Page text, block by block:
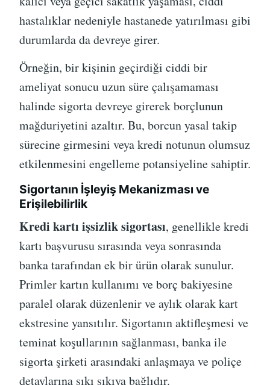
hastalıklar nedeniyle hastanede yatırılması gibi
durumlarda da devreye girer.
Örneğin, bir kişinin geçirdiği ciddi bir
ameliyat sonucu uzun süre çalışamaması
halinde sigorta devreye girerek borçlunun
mağduriyetini azaltır. Bu, borcun yasal takip
sürecine girmesini veya kredi notunun olumsuz
etkilenmesini engelleme potansiyeline sahiptir.
Sigortanın İşleyiş Mekanizması ve
Erişilebilirlik
Kredi kartı işsizlik sigortası, genellikle kredi
kartı başvurusu sırasında veya sonrasında
banka tarafından ek bir ürün olarak sunulur.
Primler kartın kullanımı ve borç bakiyesine
paralel olarak düzenlenir ve aylık olarak kart
ekstresine yansıtılır. Sigortanın aktifleşmesi ve
teminat koşullarının sağlanması, banka ile
sigorta şirketi arasındaki anlaşmaya ve poliçe
detaylarına sıkı sıkıya bağlıdır.